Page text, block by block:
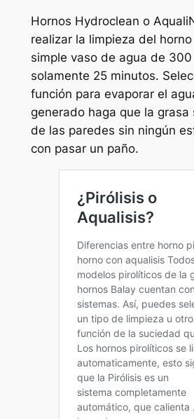
Hornos Hydroclean o
realizar la limpieza del
simple vaso de agua de 300
solamente 25 minutos.
función para evaporar el
generado haga que la grasa
de las paredes sin ningún
con pasar un paño.